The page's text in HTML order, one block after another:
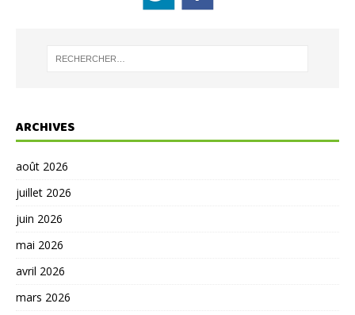
ARCHIVES
août 2026
juillet 2026
juin 2026
mai 2026
avril 2026
mars 2026